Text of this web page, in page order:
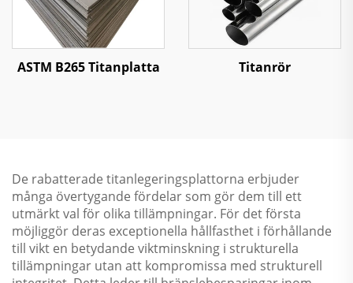
ASTM B265 Titanplatta Titanrör
De rabatterade titanlegeringsplattorna erbjuder
många övertygande fördelar som gör dem till ett
utmärkt val för olika tillämpningar. För det första
möjliggör deras exceptionella hållfasthet i förhållande
till vikt en betydande viktminskning i strukturella
tillämpningar utan att kompromissa med strukturell